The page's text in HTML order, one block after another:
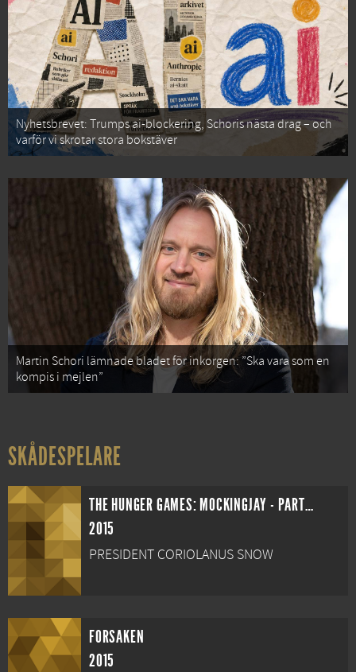
Nyhetsbrevet: Trumps ai-blockering, Schoris nästa drag – och
varför vi skrotar stora bokstäver
Martin Schori lämnade bladet för inkorgen: ”Ska vara som en
kompis i mejlen”
SKÅDESPELARE
THE HUNGER GAMES: MOCKINGJAY - PART 2
2015
PRESIDENT CORIOLANUS SNOW
FORSAKEN
2015